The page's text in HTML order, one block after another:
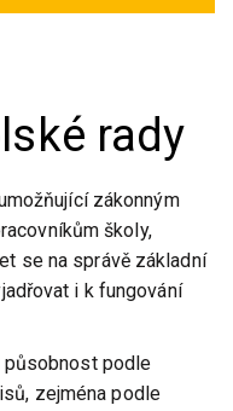
rady
zákonným
školy,
se na správě základní
i k fungování
podle
zejména podle